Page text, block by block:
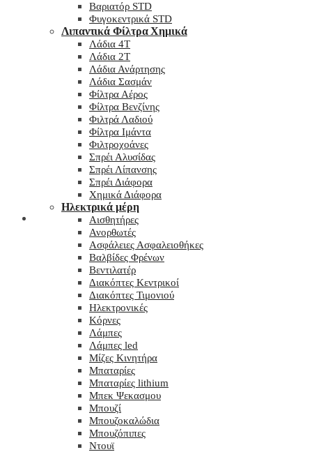
Βαριατόρ STD
Φυγοκεντρικά STD
Λιπαντικά Φίλτρα Χημικά
Λάδια 4T
Λάδια 2T
Λάδια Ανάρτησης
Λάδια Σασμάν
Φίλτρα Αέρος
Φίλτρα Βενζίνης
Φιλτρά Λαδιού
Φίλτρα Ιμάντα
Φιλτροχοάνες
Σπρέι Αλυσίδας
Σπρέι Λίπανσης
Σπρέι Διάφορα
Χημικά Διάφορα
Hλεκτρικά μέρη
Αισθητήρες
Ανορθωτές
Ασφάλειες Ασφαλειοθήκες
Βαλβίδες Φρένων
Βεντιλατέρ
Διακόπτες Κεντρικοί
Διακόπτες Τιμονιού
Ηλεκτρονικές
Κόρνες
Λάμπες
Λάμπες led
Μίζες Κινητήρα
Μπαταρίες
Μπαταρίες lithium
Μπεκ Ψεκασμου
Μπουζί
Μπουζοκαλώδια
Μπουζόπιπες
Ντουϊ